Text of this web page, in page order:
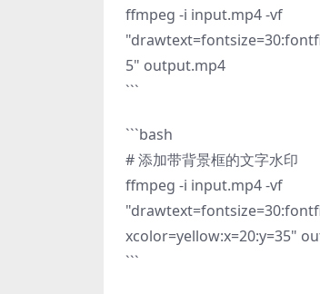
ffmpeg -i input.mp4 -vf
5" output.mp4
```
```bash
# 添加带背景框的文字水印
ffmpeg -i input.mp4 -vf
xcolor=yellow:x=20:y=35"
```